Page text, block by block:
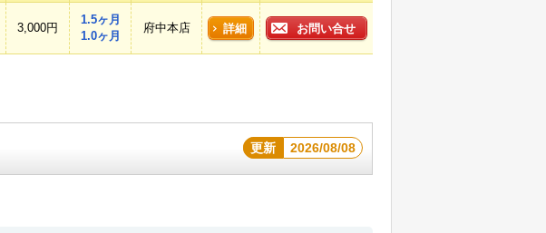
3,000円
1.5ヶ月
1.0ヶ月
府中本店 詳細 お問い合せ
更新 2026/08/08